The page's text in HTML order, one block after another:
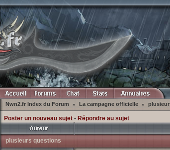
Nwn2.fr Index du Forum » La campagne officielle »
Poster un nouveau sujet- Répondre au sujet
plusieurs questions